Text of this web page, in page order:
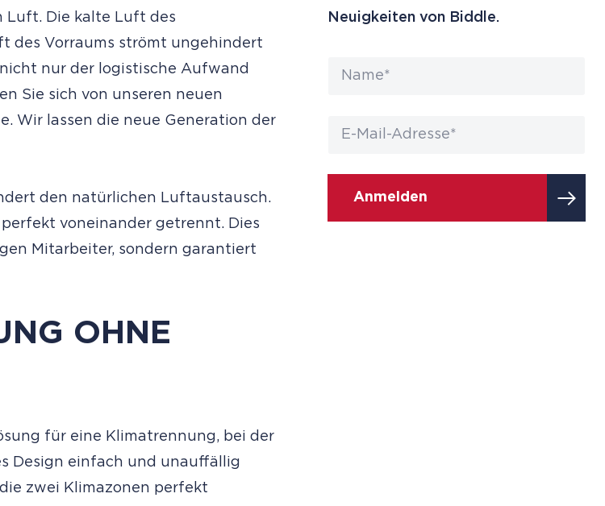
Neuigkeiten von Biddle.
Anmelden
Luft. Die kalte Luft des
des Vorraums strömt ungehindert
nur der logistische Aufwand
Sie sich von unseren neuen
Wir lassen die neue Generation der
den natürlichen Luftaustausch.
voneinander getrennt. Dies
Mitarbeiter, sondern garantiert
OHNE
für eine Klimatrennung, bei der
Design einfach und unauffällig
zwei Klimazonen perfekt